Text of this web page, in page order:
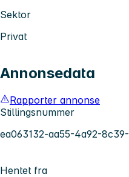
Sektor
Privat
Annonsedata
Rapporter annonse
Stillingsnummer
ea063132-aa55-4a92-
Hentet fra